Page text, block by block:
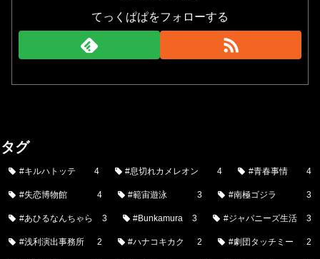
てっくぱぱをフォローする
タグ
#キルハトッテ 4 #息切れカメレオン 4 #青春事情 4
#失恋博物館 4 #範宙遊泳 3 #南極ゴジラ 3
#あひるなんちゃら 3 #Bunkamura 3 #ジャパニーズ生活 3
#浅利演出事務所 2 #ハナコキカク 2 #劇団タッチミー 2